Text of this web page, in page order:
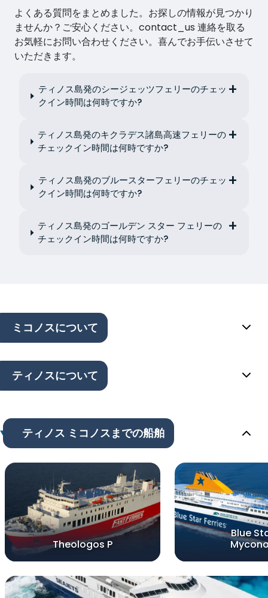
よくある質問をまとめました。お探しの情報が見つかり
ませんか？ご安心ください。contact_us 連絡を取る
お気軽にお問い合わせください。喜んでお手伝いさせて
いただきます。
ティノス島発のシージェッツフェリーのチェッ
クイン時間は何時ですか?
ティノス島発のキクラデス諸島高速フェリーの
チェックイン時間は何時ですか?
ティノス島発のブルースターフェリーのチェッ
クイン時間は何時ですか?
ティノス島発のゴールデン スター フェリーの
チェックイン時間は何時ですか?
ミコノスについて
ティノスについて
ティノス ミコノスまでの船舶
Theologos P
Blue